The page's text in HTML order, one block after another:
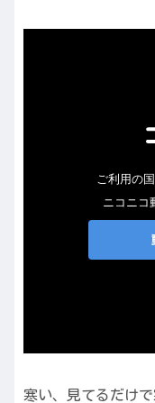
寒い、見てるだけ